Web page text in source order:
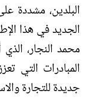
البلدين، مشددة
الجديد في هذا
محمد النجار،
المبادرات التي
جديدة للتجارة